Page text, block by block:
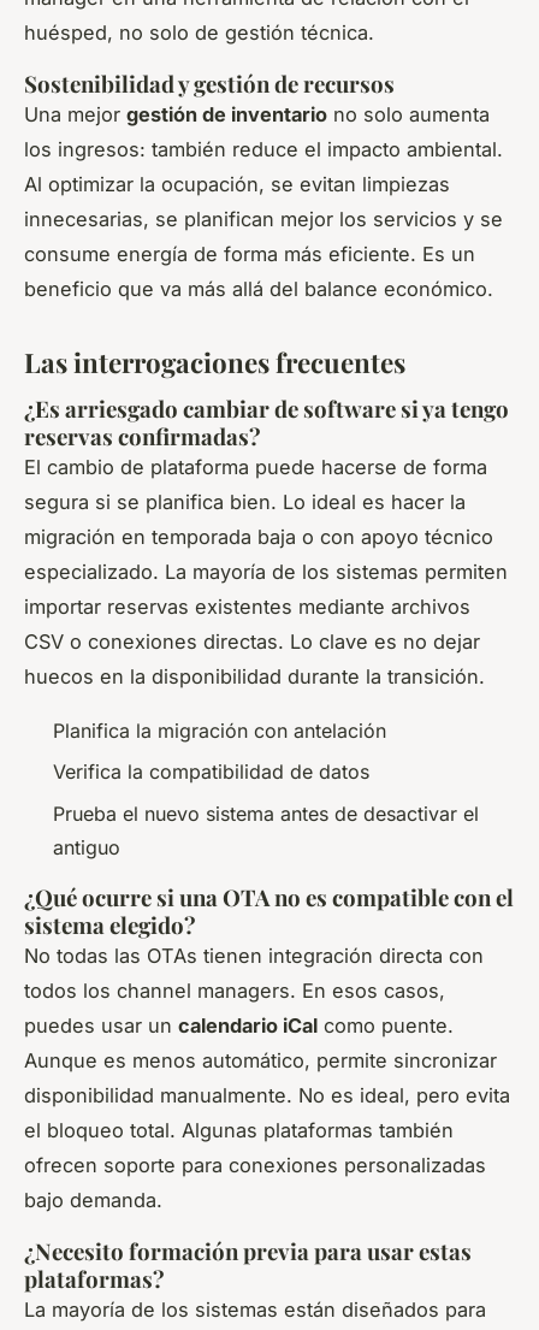
huésped, no solo de gestión técnica.
Sostenibilidad y gestión de recursos
Una mejor gestión de inventario no solo aumenta
los ingresos: también reduce el impacto ambiental.
Al optimizar la ocupación, se evitan limpiezas
innecesarias, se planifican mejor los servicios y se
consume energía de forma más eficiente. Es un
beneficio que va más allá del balance económico.
Las interrogaciones frecuentes
¿Es arriesgado cambiar de software si ya tengo
reservas confirmadas?
El cambio de plataforma puede hacerse de forma
segura si se planifica bien. Lo ideal es hacer la
migración en temporada baja o con apoyo técnico
especializado. La mayoría de los sistemas permiten
importar reservas existentes mediante archivos
CSV o conexiones directas. Lo clave es no dejar
huecos en la disponibilidad durante la transición.
Planifica la migración con antelación
Verifica la compatibilidad de datos
Prueba el nuevo sistema antes de desactivar el
antiguo
¿Qué ocurre si una OTA no es compatible con el
sistema elegido?
No todas las OTAs tienen integración directa con
todos los channel managers. En esos casos,
puedes usar un calendario iCal como puente.
Aunque es menos automático, permite sincronizar
disponibilidad manualmente. No es ideal, pero evita
el bloqueo total. Algunas plataformas también
ofrecen soporte para conexiones personalizadas
bajo demanda.
¿Necesito formación previa para usar estas
plataformas?
La mayoría de los sistemas están diseñados para